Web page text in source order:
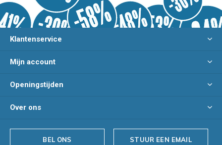
Klantenservice
Mijn account
Openingstijden
Over ons
BEL ONS STUUR EEN EMAIL